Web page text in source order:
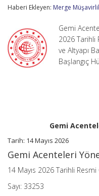
2026
Haberi Ekleyen: Merge
Gemi
2026 Tarihli
ve Altyapı
Başlangıç
Gemi
Tarih: 14 Mayıs 2026
Gemi Acenteleri
14 Mayıs 2026 Tarihli
Sayı: 33253